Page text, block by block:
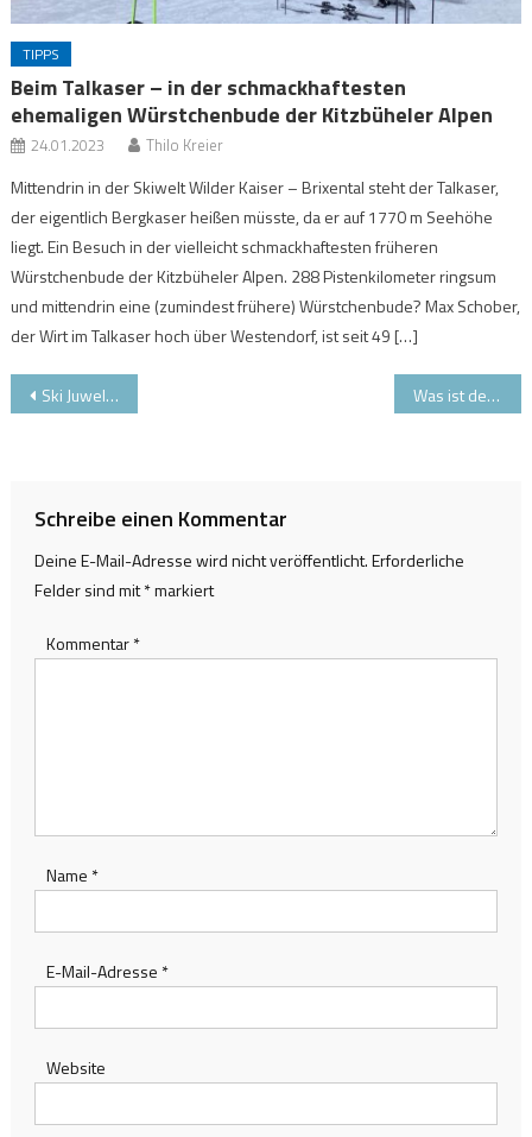
TIPPS
Beim Talkaser – in der schmackhaftesten
ehemaligen Würstchenbude der Kitzbüheler Alpen
24.01.2023 Thilo Kreier
Mittendrin in der Skiwelt Wilder Kaiser – Brixental steht der Talkaser,
der eigentlich Bergkaser heißen müsste, da er auf 1770 m Seehöhe
liegt. Ein Besuch in der vielleicht schmackhaftesten früheren
Würstchenbude der Kitzbüheler Alpen. 288 Pistenkilometer ringsum
und mittendrin eine (zumindest frühere) Würstchenbude? Max Schober,
der Wirt im Talkaser hoch über Westendorf, ist seit 49 […]
Beitragsnavigation
Ski Juwel Alpbachtal Wildschönau: Zuerst Kühe, dann die Kids Was ist der richtige Protektor für meine Kinder?
Schreibe einen Kommentar
Deine E-Mail-Adresse wird nicht veröffentlicht.Erforderliche
Felder sind mit*markiert
Kommentar*
Name *
E-Mail-Adresse *
Website